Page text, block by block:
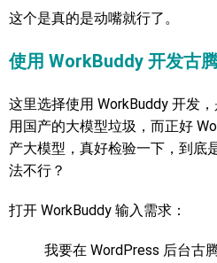
这个是真的是动嘴就行了。
使用 WorkBuddy 开发古
这里选择使用 WorkBuddy 开发
用国产的大模型垃圾，而正好
产大模型，真好检验一下，到底
法不行？
打开 WorkBuddy 输入需求：
我要在 WordPress 后台古